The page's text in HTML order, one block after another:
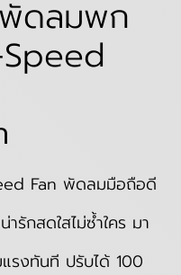
ดลมพก
Fan พัดลมมือถือดี
รักสดใสไม่ซ้ำใคร มา
รงทันที ปรับได้ 100